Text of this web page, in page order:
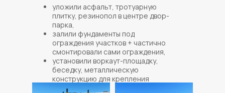
уложили асфальт, тротуарную
плитку, резинопол в центре двор-
парка,
залили фундаменты под
ограждения участков + частично
смонтировали сами ограждения,
установили воркаут-площадку,
беседку, металлическую
конструкцию для крепления
качелей,